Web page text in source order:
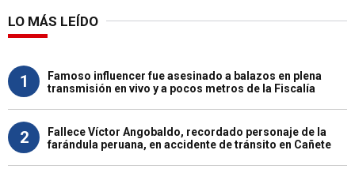
LO MÁS LEÍDO
1
Famoso influencer fue asesinado a balazos en plena
transmisión en vivo y a pocos metros de la Fiscalía
2
Fallece Víctor Angobaldo, recordado personaje de la
farándula peruana, en accidente de tránsito en Cañete